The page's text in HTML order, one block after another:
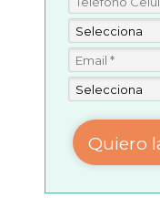
Quiero